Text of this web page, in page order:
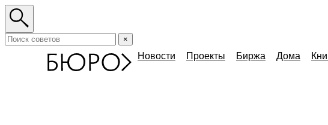
×
Новости Проекты Биржа Дома